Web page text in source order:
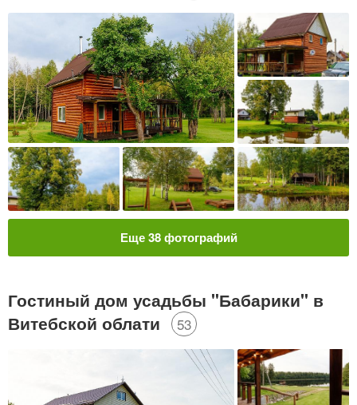
Еще38фотографий
Гостиный дом усадьбы "Бабарики" в
Витебской облати
53